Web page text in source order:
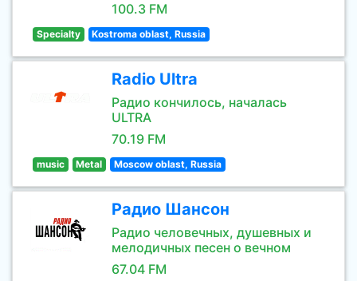
100.3 FM
Specialty Kostroma oblast, Russia
Radio Ultra
Радио кончилось, началась
ULTRA
70.19 FM
music Metal Moscow oblast, Russia
Радио Шансон
Радио человечных, душевных и
мелодичных песен о вечном
67.04 FM